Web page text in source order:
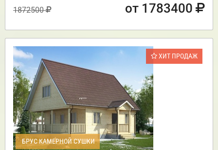
1872500 от 1783400
ХИТ ПРОДАЖ
БРУС КАМЕРНОЙ СУШКИ